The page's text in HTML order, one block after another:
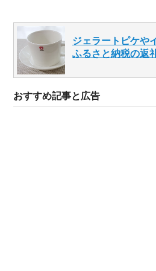
ジェラートピケや
ふるさと納税の返
おすすめ記事と広告